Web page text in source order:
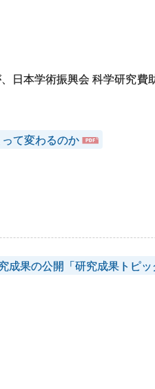
日本学術振興会 科学研究費
て変わるのか
果の公開「研究成果トピッ